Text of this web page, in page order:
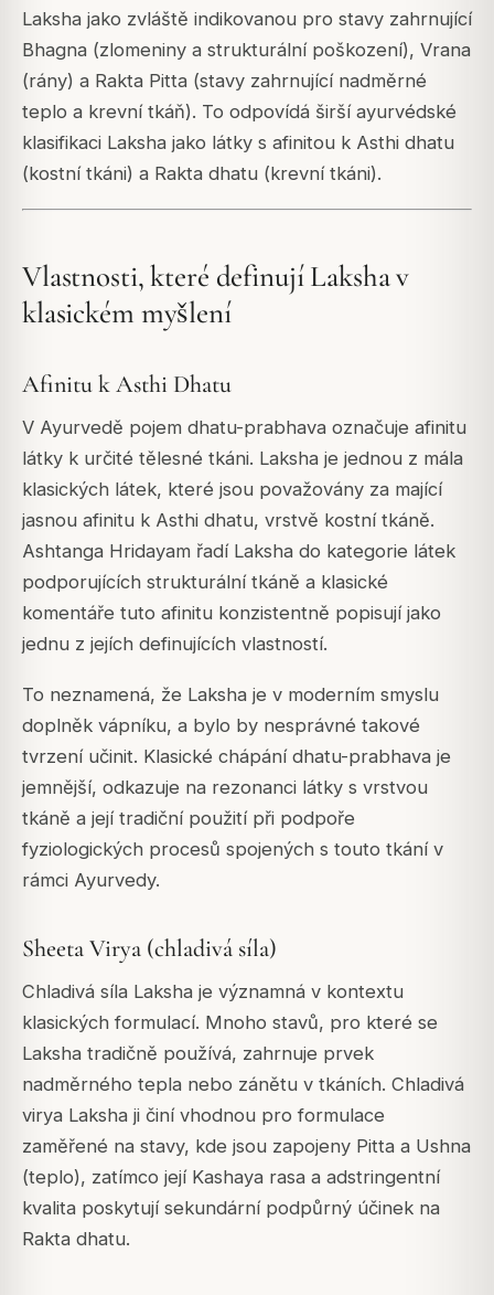
Laksha jako zvláště indikovanou pro stavy zahrnující
Bhagna (zlomeniny a strukturální poškození), Vrana
(rány) a Rakta Pitta (stavy zahrnující nadměrné
teplo a krevní tkáň). To odpovídá širší ayurvédské
klasifikaci Laksha jako látky s afinitou k Asthi dhatu
(kostní tkáni) a Rakta dhatu (krevní tkáni).
Vlastnosti, které definují Laksha v
klasickém myšlení
Afinitu k Asthi Dhatu
V Ayurvedě pojem dhatu-prabhava označuje afinitu
látky k určité tělesné tkáni. Laksha je jednou z mála
klasických látek, které jsou považovány za mající
jasnou afinitu k Asthi dhatu, vrstvě kostní tkáně.
Ashtanga Hridayam řadí Laksha do kategorie látek
podporujících strukturální tkáně a klasické
komentáře tuto afinitu konzistentně popisují jako
jednu z jejích definujících vlastností.
To neznamená, že Laksha je v moderním smyslu
doplněk vápníku, a bylo by nesprávné takové
tvrzení učinit. Klasické chápání dhatu-prabhava je
jemnější, odkazuje na rezonanci látky s vrstvou
tkáně a její tradiční použití při podpoře
fyziologických procesů spojených s touto tkání v
rámci Ayurvedy.
Sheeta Virya (chladivá síla)
Chladivá síla Laksha je významná v kontextu
klasických formulací. Mnoho stavů, pro které se
Laksha tradičně používá, zahrnuje prvek
nadměrného tepla nebo zánětu v tkáních. Chladivá
virya Laksha ji činí vhodnou pro formulace
zaměřené na stavy, kde jsou zapojeny Pitta a Ushna
(teplo), zatímco její Kashaya rasa a adstringentní
kvalita poskytují sekundární podpůrný účinek na
Rakta dhatu.